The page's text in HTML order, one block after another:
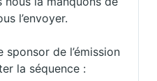
l’envoyer.
de l’émission
la séquence :